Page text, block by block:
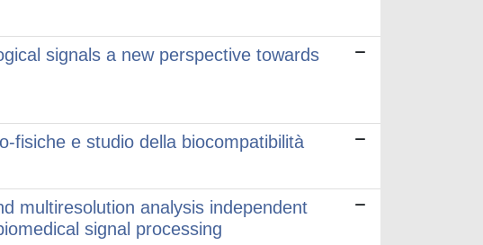
signals a new perspective towards
fisiche e studio della biocompatibilità
multiresolution analysis independent
signal processing